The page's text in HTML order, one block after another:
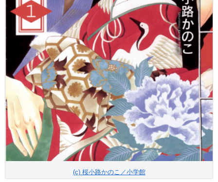
(c) 桜小路かのこ／小学館